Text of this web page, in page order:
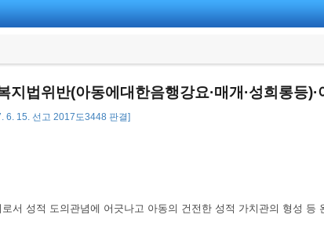
법위반(아동에대한음행강요·매개·성희롱등
6. 15. 선고 2017도3448 판결]
서 성적 도의관념에 어긋나고 아동의 건전한 성적 가치관의 형성 등